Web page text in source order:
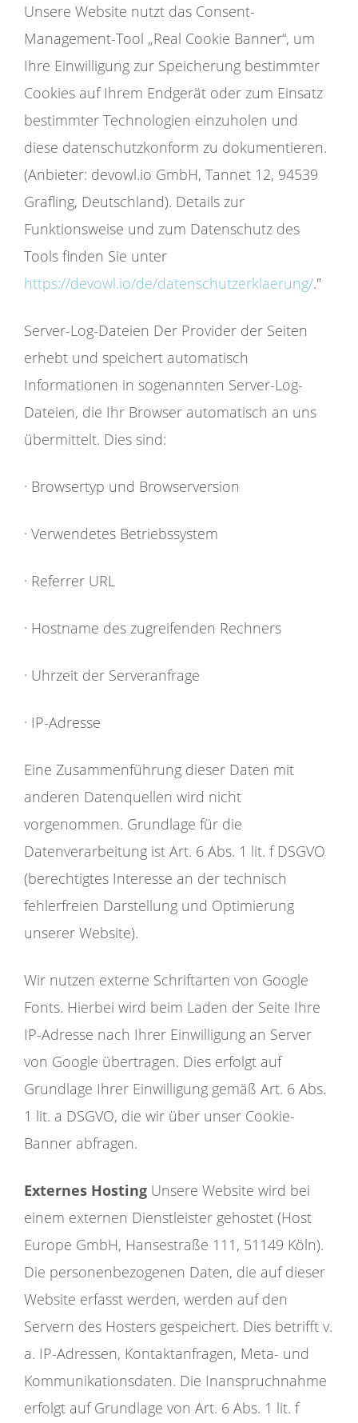
Unsere Website nutzt das Consent-
Management-Tool „Real Cookie Banner“, um
Ihre Einwilligung zur Speicherung bestimmter
Cookies auf Ihrem Endgerät oder zum Einsatz
bestimmter Technologien einzuholen und
diese datenschutzkonform zu dokumentieren.
(Anbieter: devowl.io GmbH, Tannet 12, 94539
Grafling, Deutschland). Details zur
Funktionsweise und zum Datenschutz des
Tools finden Sie unter
https://devowl.io/de/datenschutzerklaerung/."
Server-Log-Dateien Der Provider der Seiten
erhebt und speichert automatisch
Informationen in sogenannten Server-Log-
Dateien, die Ihr Browser automatisch an uns
übermittelt. Dies sind:
· Browsertyp und Browserversion
· Verwendetes Betriebssystem
· Referrer URL
· Hostname des zugreifenden Rechners
· Uhrzeit der Serveranfrage
· IP-Adresse
Eine Zusammenführung dieser Daten mit
anderen Datenquellen wird nicht
vorgenommen. Grundlage für die
Datenverarbeitung ist Art. 6 Abs. 1 lit. f DSGVO
(berechtigtes Interesse an der technisch
fehlerfreien Darstellung und Optimierung
unserer Website).
Wir nutzen externe Schriftarten von Google
Fonts. Hierbei wird beim Laden der Seite Ihre
IP-Adresse nach Ihrer Einwilligung an Server
von Google übertragen. Dies erfolgt auf
Grundlage Ihrer Einwilligung gemäß Art. 6 Abs.
1 lit. a DSGVO, die wir über unser Cookie-
Banner abfragen.
Externes Hosting Unsere Website wird bei
einem externen Dienstleister gehostet (Host
Europe GmbH, Hansestraße 111, 51149 Köln).
Die personenbezogenen Daten, die auf dieser
Website erfasst werden, werden auf den
Servern des Hosters gespeichert. Dies betrifft v.
a. IP-Adressen, Kontaktanfragen, Meta- und
Kommunikationsdaten. Die Inanspruchnahme
erfolgt auf Grundlage von Art. 6 Abs. 1 lit. f